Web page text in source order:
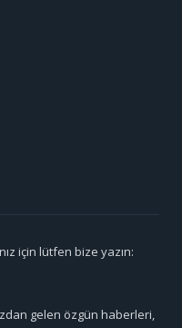
için lütfen bize yazın:
gelen özgün haberleri,